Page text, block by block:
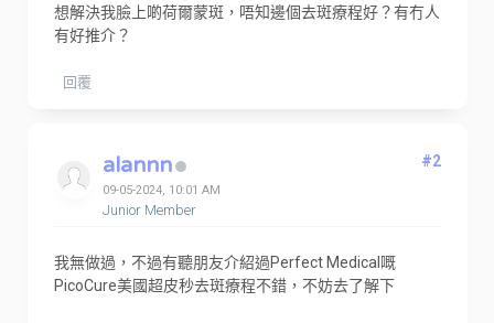
想解決我臉上啲荷爾蒙斑，唔知邊個去斑療程好？有冇人
有好推介？
回覆
alannn
09-05-2024, 10:01 AM
Junior Member
#2
我無做過，不過有聽朋友介紹過Perfect Medical嘅
PicoCure美國超皮秒去斑療程不錯，不妨去了解下